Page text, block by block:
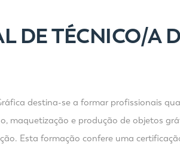
DE TÉCNICO/A
destina-se a formar profissionais
maquetização e produção de objetos
Esta formação confere uma